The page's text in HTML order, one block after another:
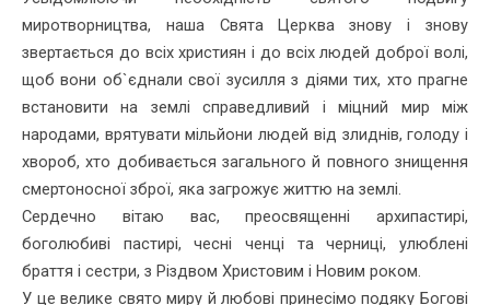
миротворництва, наша Свята Церква знову і знову
звертається до всіх християн і до всіх людей доброї волі,
щоб вони об`єднали свої зусилля з діями тих, хто прагне
встановити на землі справедливий і міцний мир між
народами, врятува­ти мільйони людей від злиднів, голоду і
хвороб, хто добивається загального й повного зни­щення
смертоносної зброї, яка загрожує життю на землі.
Сердечно вітаю вас, преосвященні архипастирі,
боголюбиві пастирі, чесні ченці та черниці, улюблені
браття і сестри, з Різдвом Христовим і Новим роком.
У це велике свято миру й любові принесімо подяку Богові